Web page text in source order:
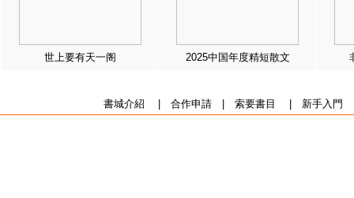
世上要有天一阁 2025中国年度精短散文
書城介紹 合作申請| 索要書目 新手入門